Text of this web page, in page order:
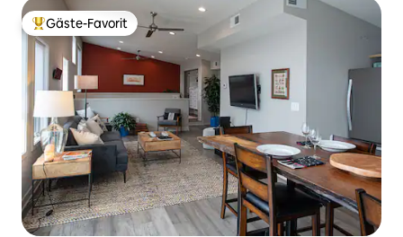
Beliebter Gäste-Favorit.
Gäste-Favorit